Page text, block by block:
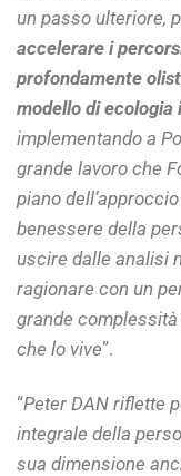
un passo ulteriore,
accelerare i
profondamente
modello di ecologia
implementando a
grande lavoro che
piano
benessere della
uscire dalle analisi
ragionare con un
grande
che lo vive”.
“Peter DAN riflette
integrale della
sua dimensione